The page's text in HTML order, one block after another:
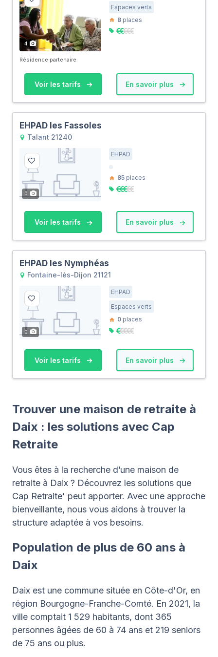
4
Espaces verts
8 places
Résidence partenaire
Voir les tarifs En savoir plus
EHPAD les Fassoles
Talant 21240
0
EHPAD
85 places
Voir les tarifs En savoir plus
EHPAD les Nymphéas
Fontaine-lès-Dijon 21121
0
EHPAD
Espaces verts
0 places
Voir les tarifs En savoir plus
Trouver une maison de retraite à
Daix : les solutions avec Cap
Retraite
Vous êtes à la recherche d’une maison de
retraite à Daix ? Découvrez les solutions que
Cap Retraite' peut apporter. Avec une approche
bienveillante, nous vous aidons à trouver la
structure adaptée à vos besoins.
Population de plus de 60 ans à
Daix
Daix est une commune située en Côte-d'Or, en
région Bourgogne-Franche-Comté. En 2021, la
ville comptait 1 529 habitants, dont 365
personnes âgées de 60 à 74 ans et 219 seniors
de 75 ans ou plus.